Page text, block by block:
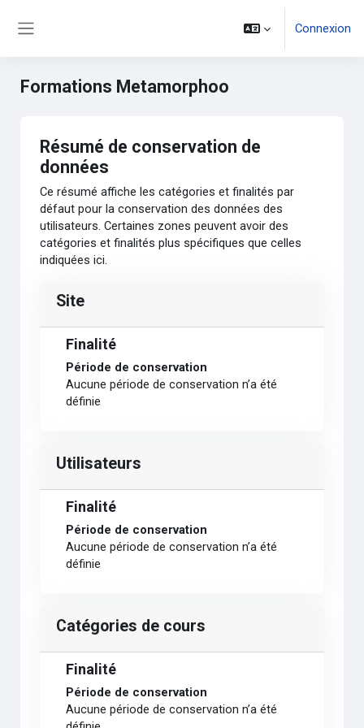
Connexion
Formations Metamorphoo
Résumé de conservation de
données
Ce résumé affiche les catégories et finalités par
défaut pour la conservation des données des
utilisateurs. Certaines zones peuvent avoir des
catégories et finalités plus spécifiques que celles
indiquées ici.
Site
Finalité
Période de conservation
Aucune période de conservation n’a été
définie
Utilisateurs
Finalité
Période de conservation
Aucune période de conservation n’a été
définie
Catégories de cours
Finalité
Période de conservation
Aucune période de conservation n’a été